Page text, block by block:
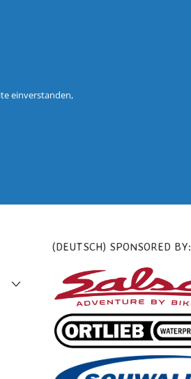
einverstanden,
(DEUTSCH) SPONSORED BY: